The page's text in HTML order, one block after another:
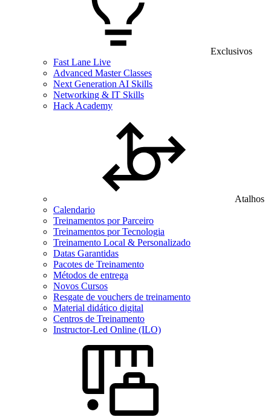
Exclusivos
Fast Lane Live
Advanced Master Classes
Next Generation AI Skills
Networking & IT Skills
Hack Academy
Atalhos
Calendario
Treinamentos por Parceiro
Treinamentos por Tecnologia
Treinamento Local & Personalizado
Datas Garantidas
Pacotes de Treinamento
Métodos de entrega
Novos Cursos
Resgate de vouchers de treinamento
Material didático digital
Centros de Treinamento
Instructor-Led Online (ILO)